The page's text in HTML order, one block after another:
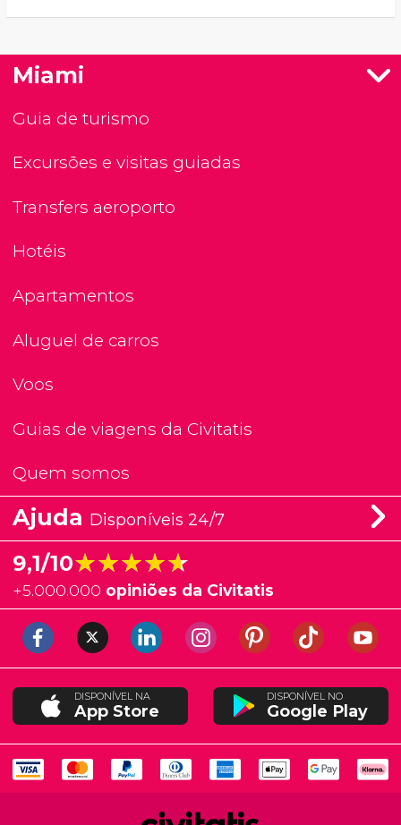
Miami
Guia de turismo
Excursões e visitas guiadas
Transfers aeroporto
Hotéis
Apartamentos
Aluguel de carros
Voos
Guias de viagens da Civitatis
Quem somos
Ajuda Disponíveis 24/7
9,1/10★★★★★
★★★★★
+5.000.000 opiniões da Civitatis
DISPONÍVEL NA
App Store
DISPONÍVEL NO
Google Play